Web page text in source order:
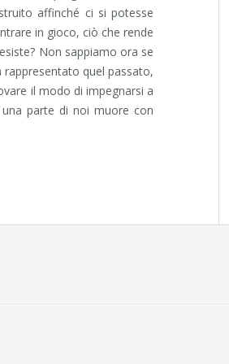
affinché ci si potesse
in gioco, ciò che rende
Non sappiamo ora se
quel passato,
il modo di impegnarsi a
parte di noi muore con